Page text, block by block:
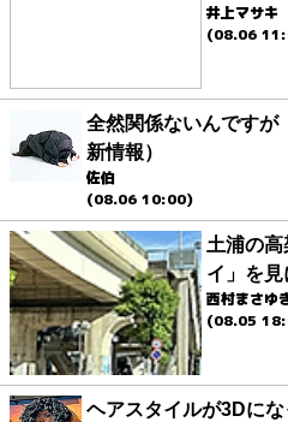
井上マサキ
(08.06
全然関係ないんですが
新情報）
佐伯
(08.06 10:00)
土浦の
イ」を見
西村まさゆ
(08.05
ヘアスタイルが3Dに